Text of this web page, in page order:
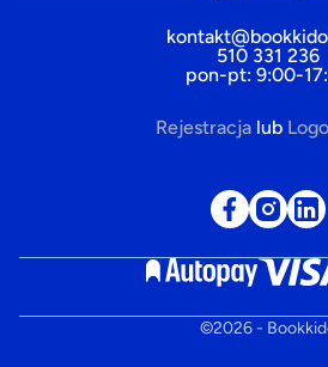
510 331 236
pon-pt: 9:00-
Rejestracja lub
©2026-